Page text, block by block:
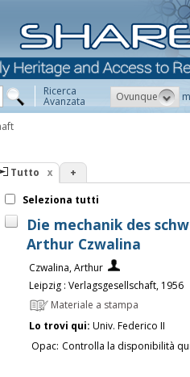
Ricerca
Avanzata Ovunque
Tutto +
Seleziona tutti
Die mechanik des
Arthur Czwalina
Czwalina, Arthur
Leipzig : Verlagsgesellschaft, 1956
Materiale a stampa
Lo trovi qui: Univ. Federico II
Opac: Controlla la disponibilità